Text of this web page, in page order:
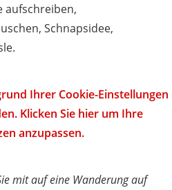
aufschreiben,
Schnapsidee,
Ihrer Cookie-Einstellungen
Klicken Sie hier um Ihre
anzupassen.
mit auf eine Wanderung auf